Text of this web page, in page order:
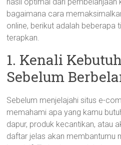
bagaimana cara
online, berikut adalah beberapa
terapkan.
1. Kenali
Sebelum
Sebelum menjelajahi situs e-
memahami apa yang kamu
dapur, produk kecantikan, atau
daftar jelas akan membantumu